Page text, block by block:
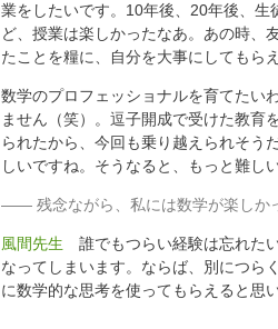
業をしたいです。10年後、20年後、
ど、授業は楽しかったなあ。あの時、
たことを糧に、自分を大事にしてもら
数学のプロフェッショナルを育てたい
ません（笑）。逗子開成で受けた教育
られたから、今回も乗り越えられそう
しいですね。そうなると、もっと難し
残念ながら、私には数学が楽しか
風間先生 誰でもつらい経験は忘れた
なってしまいます。ならば、別につら
に数学的な思考を使ってもらえると思い